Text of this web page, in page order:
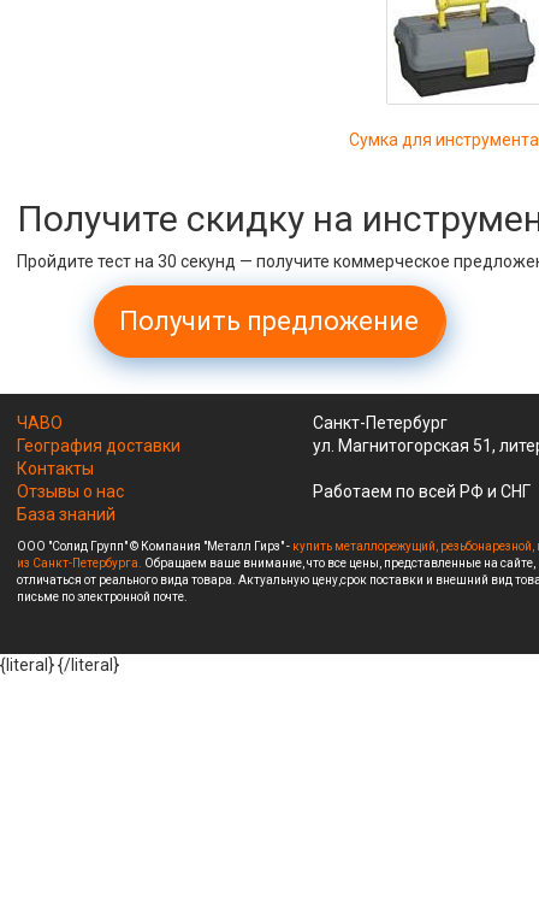
Сумка для
Получите скидку на
Пройдите тест на 30 секунд — получите коммерческое
Получить предложение
ЧАВО
География доставки
Контакты
Отзывы о нас
База знаний
Санкт-Петербург
ул. Магнитогорская 51,
Работаем по всей РФ и СНГ
ООО "Солид Групп" © Компания "Металл Гирз" - купить металлорежущий,
из Санкт-Петербурга. Обращаем ваше внимание, что все цены, представленные на
отличаться от реального вида товара. Актуальную цену,срок поставки и внешний вид
письме по электронной почте.
{literal}{/literal}